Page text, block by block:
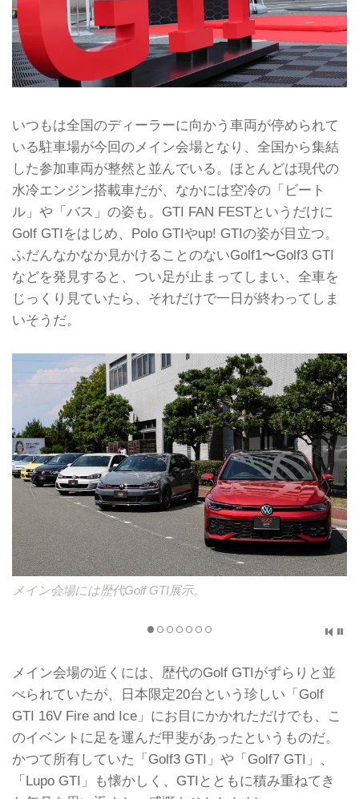
いつもは全国のディーラーに向かう車両が停められて
いる駐車場が今回のメイン会場となり、全国から集結
した参加車両が整然と並んでいる。ほとんどは現代の
水冷エンジン搭載車だが、なかには空冷の「ビート
ル」や「バス」の姿も。GTI FAN FESTというだけに
Golf GTIをはじめ、Polo GTIやup! GTIの姿が目立つ。
ふだんなかなか見かけることのないGolf1〜Golf3 GTI
などを発見すると、つい足が止まってしまい、全車を
じっくり見ていたら、それだけで一日が終わってしま
いそうだ。
メイン会場には歴代Golf GTI展示。
メイン会場の近くには、歴代のGolf GTIがずらりと並
べられていたが、日本限定20台という珍しい「Golf
GTI 16V Fire and Ice」にお目にかかれただけでも、こ
のイベントに足を運んだ甲斐があったというものだ。
かつて所有していた「Golf3 GTI」や「Golf7 GTI」、
「Lupo GTI」も懐かしく、GTIとともに積み重ねてき